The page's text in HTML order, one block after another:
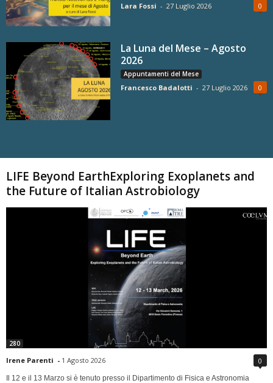
Lara Fossi - 27 Luglio 2026 0
La Luna del Mese – Agosto
2026
Appuntamenti del Mese
Francesco Badalotti - 27 Luglio 2026 0
LIFE Beyond EarthExploring Exoplanets and
the Future of Italian Astrobiology
280
Irene Parenti - 1 Agosto 2026 0
Il 12 e il 13 Marzo si è tenuto presso il Dipartimento di Fisica e Astronomia